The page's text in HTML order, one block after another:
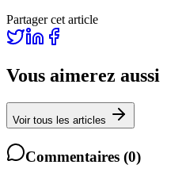
Partager cet article
Vous aimerez aussi
Voir tous les articles
Commentaires (0)